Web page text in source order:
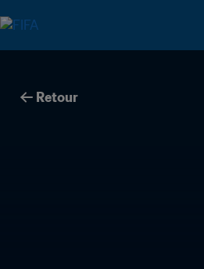
Retour